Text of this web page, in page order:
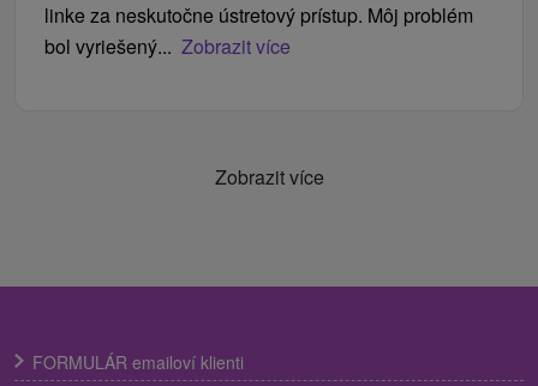
linke za neskutočne ústretový prístup. Môj problém
bol vyriešený... Zobrazit více
Zobrazit více
FORMULÁR emailoví klienti